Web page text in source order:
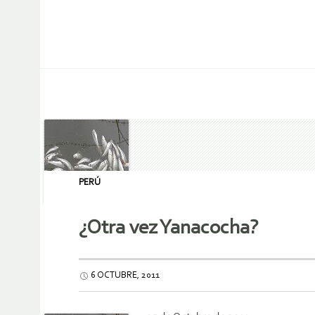
PERÚ
¿Otra vez Yanacocha?
6 OCTUBRE, 2011